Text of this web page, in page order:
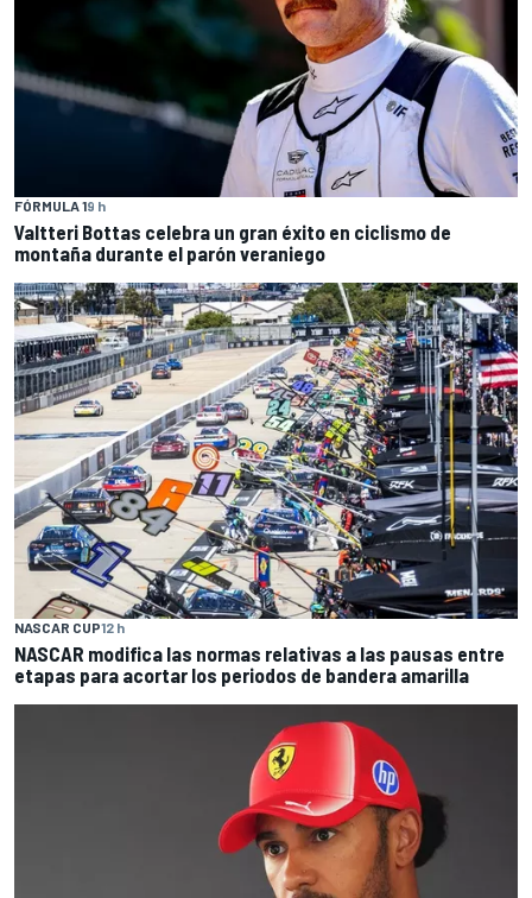
FÓRMULA 19 h
Valtteri Bottas celebra un gran éxito en ciclismo de
montaña durante el parón veraniego
NASCAR CUP12 h
NASCAR modifica las normas relativas a las pausas entre
etapas para acortar los periodos de bandera amarilla